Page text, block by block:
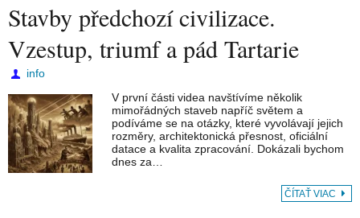
Stavby předchozí civilizace.
Vzestup, triumf a pád Tartarie
info
V první části videa navštívíme několik
mimořádných staveb napříč světem a
podíváme se na otázky, které vyvolávají jejich
rozměry, architektonická přesnost, oficiální
datace a kvalita zpracování. Dokázali bychom
dnes za…
ČÍTAŤ VIAC